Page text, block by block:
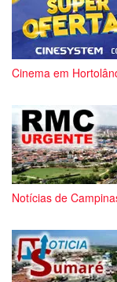
Cinema em
Notícias de